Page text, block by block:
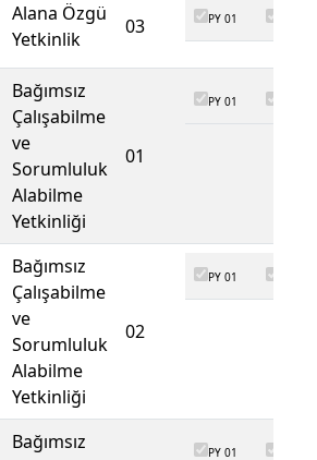
Alana Özgü
Yetkinlik
03 PY 01
Bağımsız
Çalışabilme
ve
Sorumluluk
Alabilme
Yetkinliği
01
PY 01
Bağımsız
Çalışabilme
ve
Sorumluluk
Alabilme
Yetkinliği
02
PY 01
Bağımsız
PY 01